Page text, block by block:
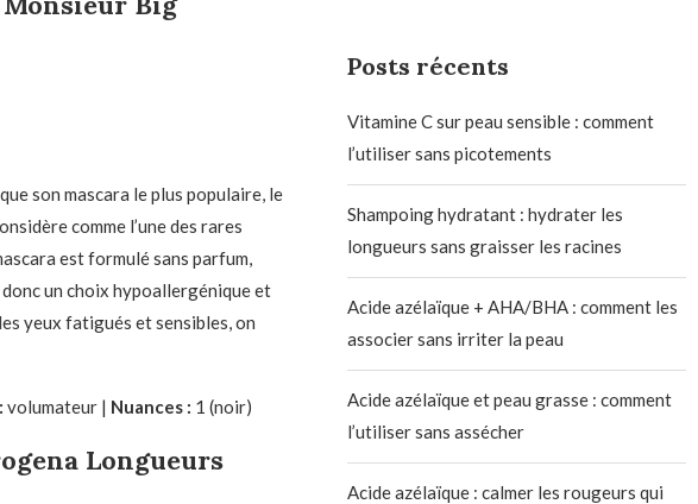
son mascara le plus populaire, le
comme l’une des rares
est formulé sans parfum,
un choix hypoallergénique et
yeux fatigués et sensibles, on
volumateur | Nuances : 1 (noir)
Longueurs
Posts récents
Vitamine C sur peau sensible : comment
l’utiliser sans picotements
Shampoing hydratant : hydrater les
longueurs sans graisser les racines
Acide azélaïque + AHA/BHA : comment les
associer sans irriter la peau
Acide azélaïque et peau grasse : comment
l’utiliser sans assécher
Acide azélaïque : calmer les rougeurs qui